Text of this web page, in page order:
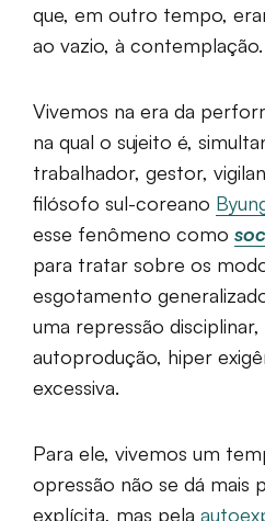
que, em outro tempo,
ao vazio, à contemplação.
Vivemos na era da
na qual o sujeito é,
trabalhador, gestor,
filósofo sul-coreano
esse fenômeno como
para tratar sobre os
esgotamento
uma repressão
autoprodução, hiper
excessiva.
Para ele, vivemos um
opressão não se dá mais
explícita, mas pela